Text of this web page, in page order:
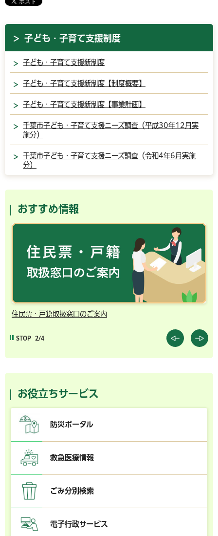
子ども・子育て支援制度
子ども・子育て支援新制度
子ども・子育て支援新制度【制度概要】
子ども・子育て支援新制度【事業計画】
千葉市子ども・子育て支援ニーズ調査（平成30年12月実
施分）
千葉市子ども・子育て支援ニーズ調査（令和4年6月実施
分）
おすすめ情報
住民票・戸籍取扱窓口のご案内
STOP 2/4
お役立ちサービス
防災ポータル
救急医療情報
ごみ分別検索
電子行政サービス